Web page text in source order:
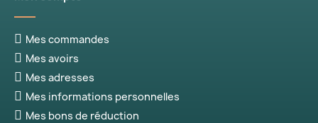
Mes commandes
Mes avoirs
Mes adresses
Mes informations personnelles
Mes bons de réduction